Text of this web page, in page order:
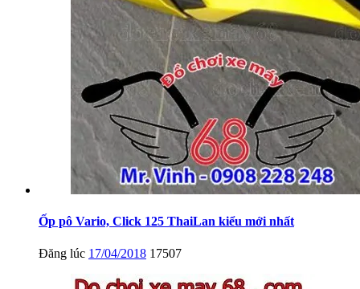
Ốp pô Vario, Click 125 ThaiLan kiểu mới nhất
Đăng lúc 17/04/2018 17507